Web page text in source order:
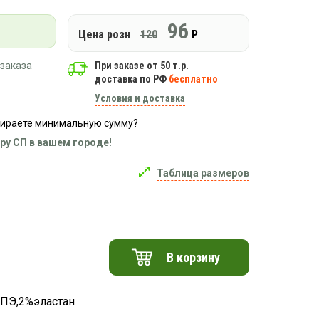
Цена розн 120 96 Р
При заказе от 50 т.р.
доставка по РФ бесплатно
Условия и доставка
минимальную сумму?
СП в вашем городе!
Таблица размеров
В корзину